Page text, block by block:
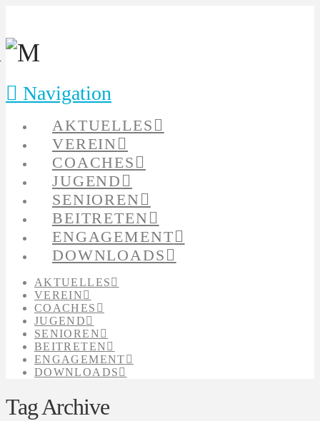
Navigation
AKTUELLES
VEREIN
COACHES
JUGEND
SENIOREN
BEITRETEN
ENGAGEMENT
DOWNLOADS
AKTUELLES
VEREIN
COACHES
JUGEND
SENIOREN
BEITRETEN
ENGAGEMENT
DOWNLOADS
Tag Archive